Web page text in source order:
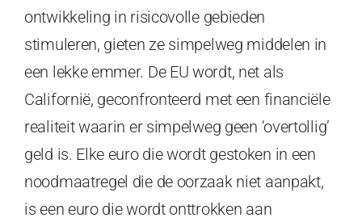
ontwikkeling in risicovolle gebieden
stimuleren, gieten ze simpelweg middelen in
een lekke emmer. De EU wordt, net als
Californië, geconfronteerd met een financiële
realiteit waarin er simpelweg geen ‘overtollig’
geld is. Elke euro die wordt gestoken in een
noodmaatregel die de oorzaak niet aanpakt,
is een euro die wordt onttrokken aan